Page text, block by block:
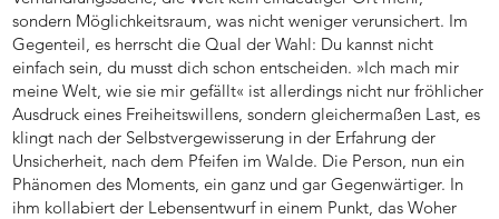
sondern Möglichkeitsraum, was nicht weniger verunsichert. Im
Gegenteil, es herrscht die Qual der Wahl: Du kannst nicht
einfach sein, du musst dich schon entscheiden. »Ich mach mir
meine Welt, wie sie mir gefällt« ist allerdings nicht nur fröhlicher
Ausdruck eines Freiheitswillens, sondern gleichermaßen Last, es
klingt nach der Selbstvergewisserung in der Erfahrung der
Unsicherheit, nach dem Pfeifen im Walde. Die Person, nun ein
Phänomen des Moments, ein ganz und gar Gegenwärtiger. In
ihm kollabiert der Lebensentwurf in einem Punkt, das Woher